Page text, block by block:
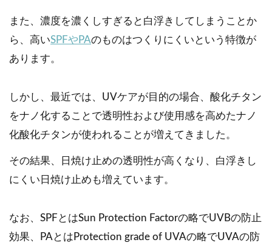
また、濃度を濃くしすぎると白浮きしてしまうことか
ら、高いSPFやPAのものはつくりにくいという特徴が
あります。
しかし、最近では、UVケアが目的の場合、酸化チタン
をナノ化することで透明性および使用感を高めたナノ
化酸化チタンが使われることが増えてきました。
その結果、日焼け止めの透明性が高くなり、白浮きし
にくい日焼け止めも増えています。
なお、SPFとはSun Protection Factorの略でUVBの防止
効果、PAとはProtection grade of UVAの略でUVAの防